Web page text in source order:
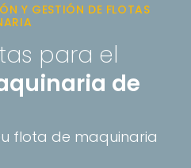
Y GESTIÓN DE FLOTAS
para el
de
flota de maquinaria